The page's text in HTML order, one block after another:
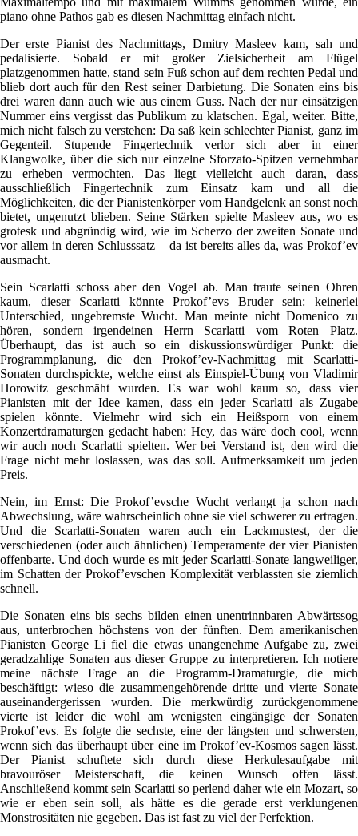
piano ohne Pathos gab es diesen Nachmittag einfach nicht.
Der erste Pianist des Nachmittags, Dmitry Masleev kam, sah und
pedalisierte. Sobald er mit großer Zielsicherheit am Flügel
platzgenommen hatte, stand sein Fuß schon auf dem rechten Pedal und
blieb dort auch für den Rest seiner Darbietung. Die Sonaten eins bis
drei waren dann auch wie aus einem Guss. Nach der nur einsätzigen
Nummer eins vergisst das Publikum zu klatschen. Egal, weiter. Bitte,
mich nicht falsch zu verstehen: Da saß kein schlechter Pianist, ganz im
Gegenteil. Stupende Fingertechnik verlor sich aber in einer
Klangwolke, über die sich nur einzelne Sforzato-Spitzen vernehmbar
zu erheben vermochten. Das liegt vielleicht auch daran, dass
ausschließlich Fingertechnik zum Einsatz kam und all die
Möglichkeiten, die der Pianistenkörper vom Handgelenk an sonst noch
bietet, ungenutzt blieben. Seine Stärken spielte Masleev aus, wo es
grotesk und abgründig wird, wie im Scherzo der zweiten Sonate und
vor allem in deren Schlusssatz – da ist bereits alles da, was Prokof’ev
ausmacht.
Sein Scarlatti schoss aber den Vogel ab. Man traute seinen Ohren
kaum, dieser Scarlatti könnte Prokof’evs Bruder sein: keinerlei
Unterschied, ungebremste Wucht. Man meinte nicht Domenico zu
hören, sondern irgendeinen Herrn Scarlatti vom Roten Platz.
Überhaupt, das ist auch so ein diskussionswürdiger Punkt: die
Programmplanung, die den Prokof’ev-Nachmittag mit Scarlatti-
Sonaten durchspickte, welche einst als Einspiel-Übung von Vladimir
Horowitz geschmäht wurden. Es war wohl kaum so, dass vier
Pianisten mit der Idee kamen, dass ein jeder Scarlatti als Zugabe
spielen könnte. Vielmehr wird sich ein Heißsporn von einem
Konzertdramaturgen gedacht haben: Hey, das wäre doch cool, wenn
wir auch noch Scarlatti spielten. Wer bei Verstand ist, den wird die
Frage nicht mehr loslassen, was das soll. Aufmerksamkeit um jeden
Preis.
Nein, im Ernst: Die Prokof’evsche Wucht verlangt ja schon nach
Abwechslung, wäre wahrscheinlich ohne sie viel schwerer zu ertragen.
Und die Scarlatti-Sonaten waren auch ein Lackmustest, der die
verschiedenen (oder auch ähnlichen) Temperamente der vier Pianisten
offenbarte. Und doch wurde es mit jeder Scarlatti-Sonate langweiliger,
im Schatten der Prokof’evschen Komplexität verblassten sie ziemlich
schnell.
Die Sonaten eins bis sechs bilden einen unentrinnbaren Abwärtssog
aus, unterbrochen höchstens von der fünften. Dem amerikanischen
Pianisten George Li fiel die etwas unangenehme Aufgabe zu, zwei
geradzahlige Sonaten aus dieser Gruppe zu interpretieren. Ich notiere
meine nächste Frage an die Programm-Dramaturgie, die mich
beschäftigt: wieso die zusammengehörende dritte und vierte Sonate
auseinandergerissen wurden. Die merkwürdig zurückgenommene
vierte ist leider die wohl am wenigsten eingängige der Sonaten
Prokof’evs. Es folgte die sechste, eine der längsten und schwersten,
wenn sich das überhaupt über eine im Prokof’ev-Kosmos sagen lässt.
Der Pianist schuftete sich durch diese Herkulesaufgabe mit
bravouröser Meisterschaft, die keinen Wunsch offen lässt.
Anschließend kommt sein Scarlatti so perlend daher wie ein Mozart, so
wie er eben sein soll, als hätte es die gerade erst verklungenen
Monstrositäten nie gegeben. Das ist fast zu viel der Perfektion.